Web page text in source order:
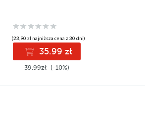
(23,90 zł najniższa cena z 30 dni)
35.99 zł
39.99zł (-10%)